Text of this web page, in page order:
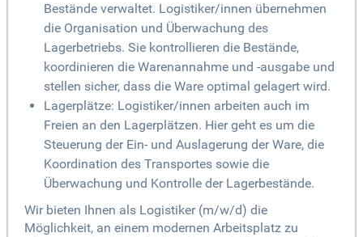
Bestände verwaltet. Logistiker/innen übernehmen
die Organisation und Überwachung des
Lagerbetriebs. Sie kontrollieren die Bestände,
koordinieren die Warenannahme und -ausgabe und
stellen sicher, dass die Ware optimal gelagert wird.
Lagerplätze: Logistiker/innen arbeiten auch im
Freien an den Lagerplätzen. Hier geht es um die
Steuerung der Ein- und Auslagerung der Ware, die
Koordination des Transportes sowie die
Überwachung und Kontrolle der Lagerbestände.
Wir bieten Ihnen als Logistiker (m/w/d) die
Möglichkeit, an einem modernen Arbeitsplatz zu